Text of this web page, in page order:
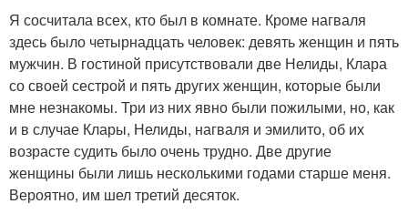
Я сосчитала всех, кто был в комнате. Кроме нагваля
здесь было четырнадцать человек: девять женщин и пять
мужчин. В гостиной присутствовали две Нелиды, Клара
со своей сестрой и пять других женщин, которые были
мне незнакомы. Три из них явно были пожилыми, но, как
и в случае Клары, Нелиды, нагваля и эмилито, об их
возрасте судить было очень трудно. Две другие
женщины были лишь несколькими годами старше меня.
Вероятно, им шел третий десяток.